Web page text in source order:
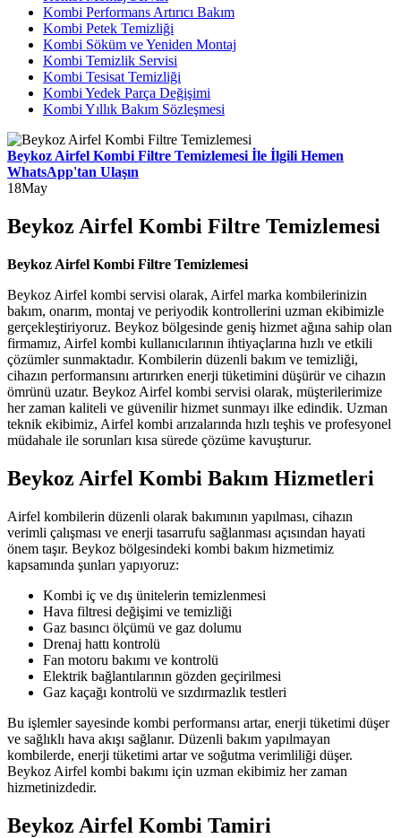
Kombi Performans Artırıcı Bakım
Kombi Petek Temizliği
Kombi Söküm ve Yeniden Montaj
Kombi Temizlik Servisi
Kombi Tesisat Temizliği
Kombi Yedek Parça Değişimi
Kombi Yıllık Bakım Sözleşmesi
Beykoz Airfel Kombi Filtre Temizlemesi İle İlgili Hemen
WhatsApp'tan Ulaşın
18May
Beykoz Airfel Kombi Filtre Temizlemesi
Beykoz Airfel Kombi Filtre Temizlemesi
Beykoz Airfel kombi servisi olarak, Airfel marka kombilerinizin
bakım, onarım, montaj ve periyodik kontrollerini uzman ekibimizle
gerçekleştiriyoruz. Beykoz bölgesinde geniş hizmet ağına sahip olan
firmamız, Airfel kombi kullanıcılarının ihtiyaçlarına hızlı ve etkili
çözümler sunmaktadır. Kombilerin düzenli bakım ve temizliği,
cihazın performansını artırırken enerji tüketimini düşürür ve cihazın
ömrünü uzatır. Beykoz Airfel kombi servisi olarak, müşterilerimize
her zaman kaliteli ve güvenilir hizmet sunmayı ilke edindik. Uzman
teknik ekibimiz, Airfel kombi arızalarında hızlı teşhis ve profesyonel
müdahale ile sorunları kısa sürede çözüme kavuşturur.
Beykoz Airfel Kombi Bakım Hizmetleri
Airfel kombilerin düzenli olarak bakımının yapılması, cihazın
verimli çalışması ve enerji tasarrufu sağlanması açısından hayati
önem taşır. Beykoz bölgesindeki kombi bakım hizmetimiz
kapsamında şunları yapıyoruz:
Kombi iç ve dış ünitelerin temizlenmesi
Hava filtresi değişimi ve temizliği
Gaz basıncı ölçümü ve gaz dolumu
Drenaj hattı kontrolü
Fan motoru bakımı ve kontrolü
Elektrik bağlantılarının gözden geçirilmesi
Gaz kaçağı kontrolü ve sızdırmazlık testleri
Bu işlemler sayesinde kombi performansı artar, enerji tüketimi düşer
ve sağlıklı hava akışı sağlanır. Düzenli bakım yapılmayan
kombilerde, enerji tüketimi artar ve soğutma verimliliği düşer.
Beykoz Airfel kombi bakımı için uzman ekibimiz her zaman
hizmetinizdedir.
Beykoz Airfel Kombi Tamiri